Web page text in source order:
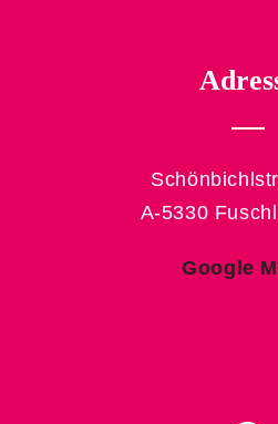
A-5330
Google